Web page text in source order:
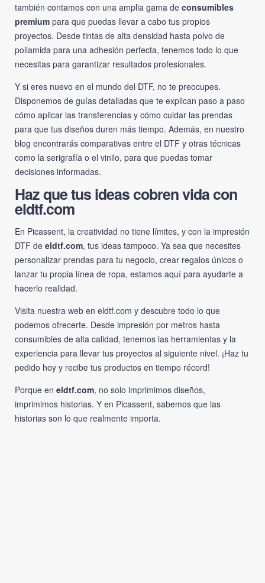
también contamos con una amplia gama de consumibles
premium para que puedas llevar a cabo tus propios
proyectos. Desde tintas de alta densidad hasta polvo de
poliamida para una adhesión perfecta, tenemos todo lo que
necesitas para garantizar resultados profesionales.
Y si eres nuevo en el mundo del DTF, no te preocupes.
Disponemos de guías detalladas que te explican paso a paso
cómo aplicar las transferencias y cómo cuidar las prendas
para que tus diseños duren más tiempo. Además, en nuestro
blog encontrarás comparativas entre el DTF y otras técnicas
como la serigrafía o el vinilo, para que puedas tomar
decisiones informadas.
Haz que tus ideas cobren vida con
eldtf.com
En Picassent, la creatividad no tiene límites, y con la impresión
DTF de eldtf.com, tus ideas tampoco. Ya sea que necesites
personalizar prendas para tu negocio, crear regalos únicos o
lanzar tu propia línea de ropa, estamos aquí para ayudarte a
hacerlo realidad.
Visita nuestra web en eldtf.com y descubre todo lo que
podemos ofrecerte. Desde impresión por metros hasta
consumibles de alta calidad, tenemos las herramientas y la
experiencia para llevar tus proyectos al siguiente nivel. ¡Haz tu
pedido hoy y recibe tus productos en tiempo récord!
Porque en eldtf.com, no solo imprimimos diseños,
imprimimos historias. Y en Picassent, sabemos que las
historias son lo que realmente importa.